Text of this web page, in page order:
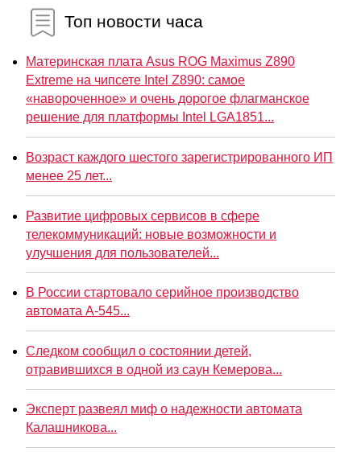
Топ новости часа
Материнская плата Asus ROG Maximus Z890
Extreme на чипсете Intel Z890: самое
«навороченное» и очень дорогое флагманское
решение для платформы Intel LGA1851...
Возраст каждого шестого зарегистрированного ИП
менее 25 лет...
Развитие цифровых сервисов в сфере
телекоммуникаций: новые возможности и
улучшения для пользователей...
В России стартовало серийное производство
автомата А-545...
Следком сообщил о состоянии детей,
отравившихся в одной из саун Кемерова...
Эксперт развеял миф о надежности автомата
Калашникова...